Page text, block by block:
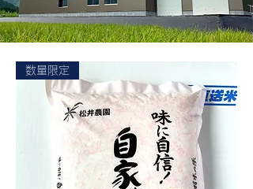
数量限定